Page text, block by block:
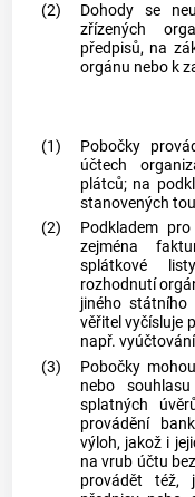
(2)
Dohody se
zřízených
předpisů, na
orgánu nebo k
(1)
Pobočky
účtech
plátců; na
stanovených
(2)
Podkladem
zejména
splátkové
rozhodnutí
jiného státního
věřitel vyčísluje
např.
(3)
Pobočky
nebo
splatných
provádění
výloh, jakož i
na vrub účtu
provádět též,